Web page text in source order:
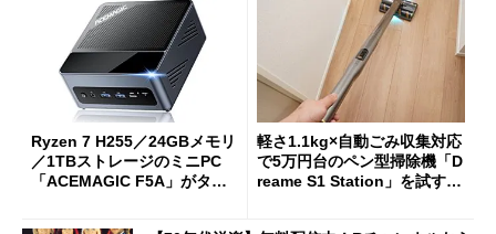
Ryzen 7 H255／24GBメモリ
／1TBストレージのミニPC
「ACEMAGIC F5A」がタイ
軽さ1.1kg×自動ごみ収集対応
で5万円台のペン型掃除機「D
reame S1 Station」を試す